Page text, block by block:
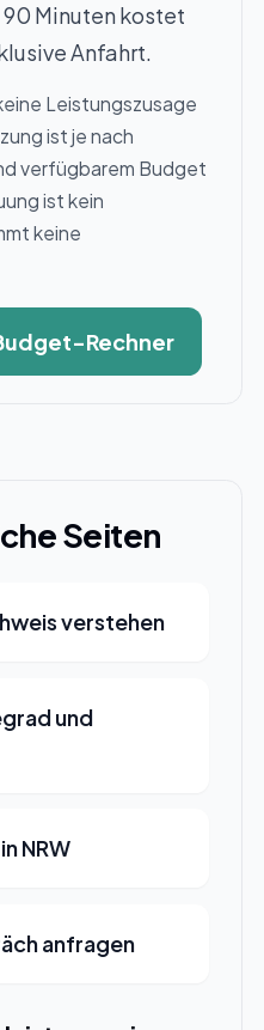
Minuten kostet
Anfahrt.
Leistungszusage
ist je nach
verfügbarem Budget
ist kein
keine
Rechner
Seiten
verstehen
und
NRW
anfragen